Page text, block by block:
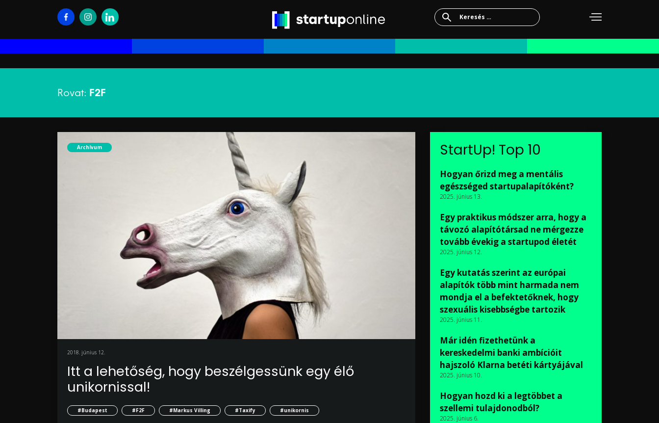
Keresés:
Rovat: F2F
Archívum
2018. június 12.
Itt a lehetőség, hogy beszélgessünk egy élő
unikornissal!
#Budapest #F2F #Markus Villing #Taxify #unikornis
StartUp! Top 10
Hogyan őrizd meg a mentális
egészséged startupalapítóként?
2025. június 13.
Egy praktikus módszer arra, hogy a
távozó alapítótársad ne mérgezze
tovább évekig a startupod életét
2025. június 12.
Egy kutatás szerint az európai
alapítók több mint harmada nem
mondja el a befektetőknek, hogy
szexuális kisebbségbe tartozik
2025. június 11.
Már idén fizethetünk a
kereskedelmi banki ambícióit
hajszoló Klarna betéti kártyájával
2025. június 10.
Hogyan hozd ki a legtöbbet a
szellemi tulajdonodból?
2025. június 6.